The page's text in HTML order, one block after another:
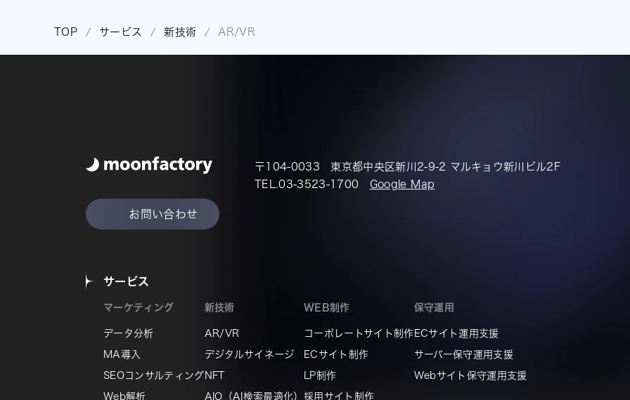
TOP サービス 新技術 AR/VR
お問い合わせ
〒104-0033 東京都中央区新川2-9-2 マルキョウ新川ビル2F
TEL.03-3523-1700 Google Map
サービス
マーケティング
データ分析
MA導入
SEOコンサルティング
Web解析
新技術
AR/VR
デジタルサイネージ
NFT
AIO（AI検索最適化）
WEB制作
コーポレートサイト制作
ECサイト制作
LP制作
採用サイト制作
保守運用
ECサイト運用支援
サーバー保守運用支援
Webサイト保守運用支援